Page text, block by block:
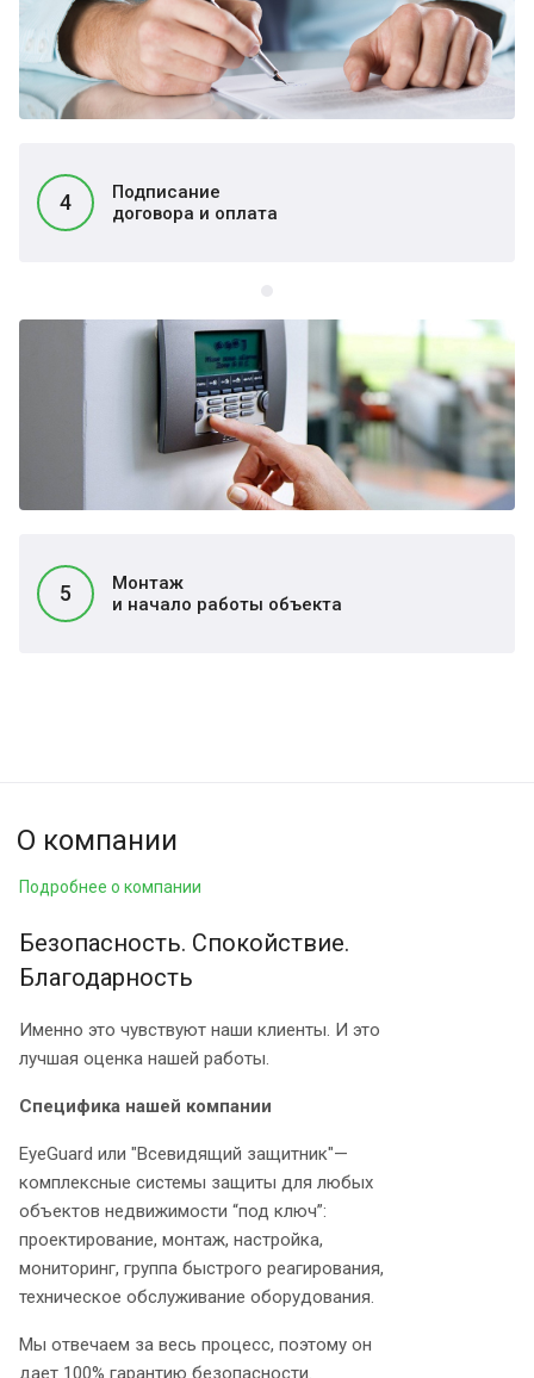
4
Подписание
договора и оплата
5
Монтаж
и начало работы объекта
О компании
Подробнее о компании
Безопасность. Спокойствие.
Благодарность
Именно это чувствуют наши клиенты. И это
лучшая оценка нашей работы.
Специфика нашей компании
EyeGuard или "Всевидящий защитник"—
комплексные системы защиты для любых
объектов недвижимости “под ключ”:
проектирование, монтаж, настройка,
мониторинг, группа быстрого реагирования,
техническое обслуживание оборудования.
Мы отвечаем за весь процесс, поэтому он
дает 100% гарантию безопасности.